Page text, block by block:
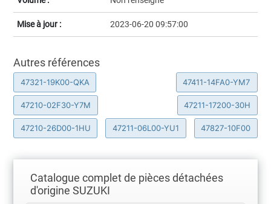
Mise à jour : 2023-06-20 09:57:00
Autres références
47321-19K00-QKA 47411-14FA0-YM7
47210-02F30-Y7M 47211-17200-30H
47210-26D00-1HU 47211-06L00-YU1 47827-10F00
Catalogue complet de pièces détachées
d'origine SUZUKI